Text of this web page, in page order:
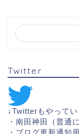
Twitter
↓Twitterもやって
・ 南田神田（普通
・ ブログ更新通知